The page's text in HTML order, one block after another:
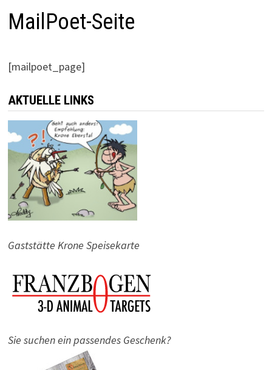
MailPoet-Seite
[mailpoet_page]
AKTUELLE LINKS
Gaststätte Krone Speisekarte
Sie suchen ein passendes Geschenk?